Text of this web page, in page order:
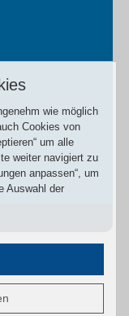
wie möglich
Cookies von
um alle
weiter navigiert zu
anpassen“, um
Auswahl der